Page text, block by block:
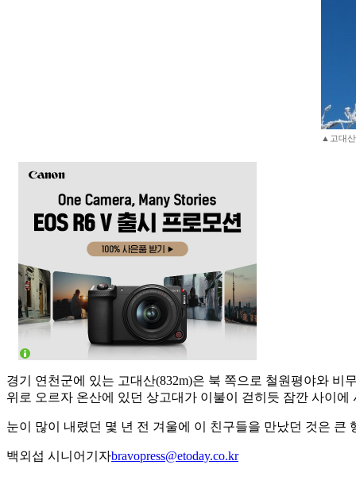
▲고대산
경기 연천군에 있는 고대산(832m)은 북 쪽으로 철원평야와
위로 오르자 온산에 있던 상고대가 이불이 걷히듯 잠깐 사이
눈이 많이 내렸던 몇 년 전 겨울에 이 친구들을 만났던 것은
백외섭 시니어기자bravopress@etoday.co.kr